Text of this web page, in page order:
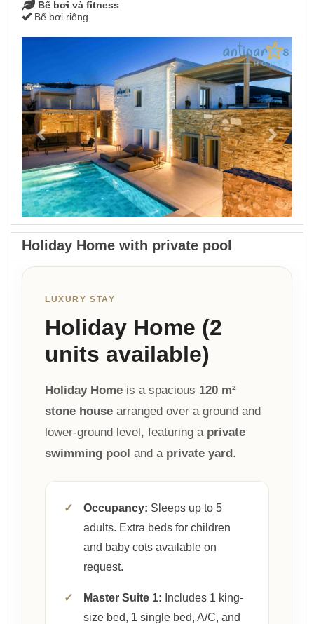
Bể bơi và fitness
Bể bơi riêng
Next
Holiday Home with private pool
LUXURY STAY
Holiday Home (2
units available)
Holiday Home is a spacious 120 m²
stone house arranged over a ground and
lower-ground level, featuring a private
swimming pool and a private yard.
✓ Occupancy: Sleeps up to 5
adults. Extra beds for children
and baby cots available on
request.
✓ Master Suite 1: Includes 1 king-
size bed, 1 single bed, A/C, and